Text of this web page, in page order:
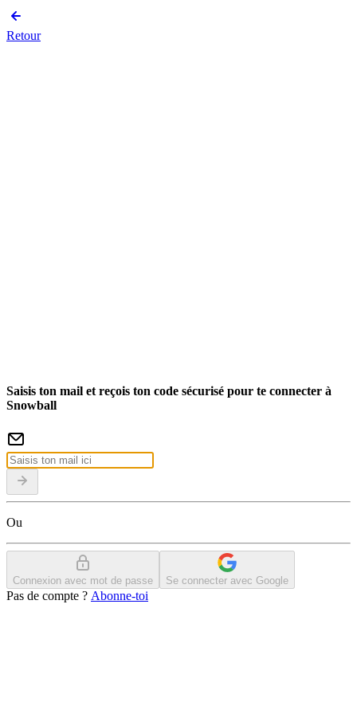
Retour
Saisis ton mail et reçois ton code sécurisé pour te connecter à
Snowball
Ou
Connexion avec mot de passe Se connecter avec Google
Pas de compte ? Abonne-toi